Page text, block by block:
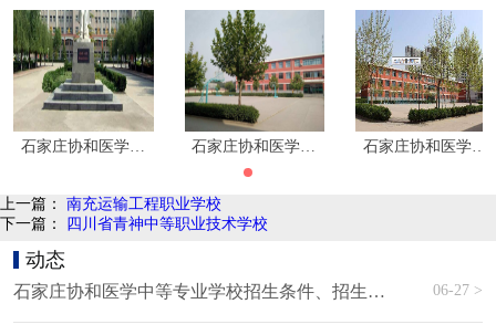
石家庄协和医学中等专业学校环境石家庄协和医学中等专业学校环境石家庄协和医学中
上一篇： 南充运输工程职业学校
下一篇： 四川省青神中等职业技术学校
动态
石家庄协和医学中等专业学校招生条件、招生分数、招生要求 06-27 >